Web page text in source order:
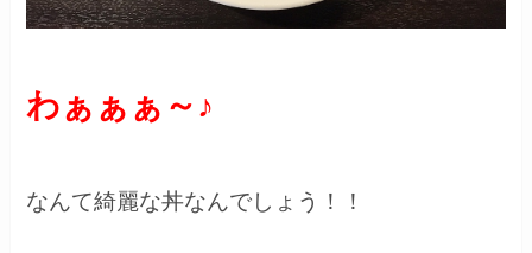
わぁぁぁ～♪
なんて綺麗な丼なんでしょう！！